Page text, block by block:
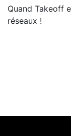
Quand Takeoff
réseaux !